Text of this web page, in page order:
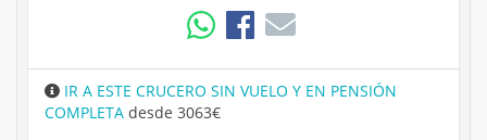
IR A ESTE CRUCERO SIN VUELO Y EN PENSIÓN
COMPLETA desde 3063€